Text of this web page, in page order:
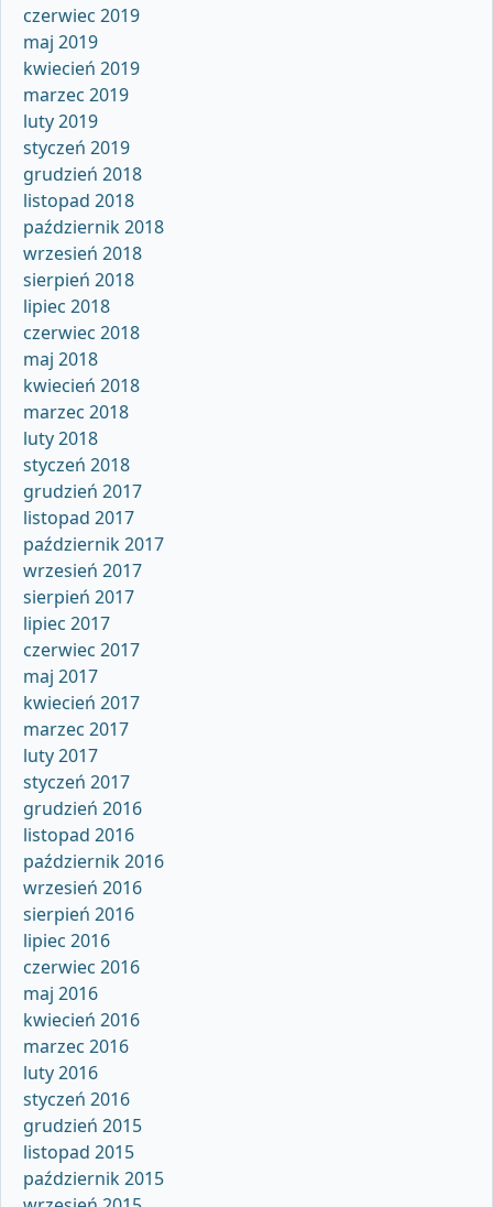
czerwiec 2019
maj 2019
kwiecień 2019
marzec 2019
luty 2019
styczeń 2019
grudzień 2018
listopad 2018
październik 2018
wrzesień 2018
sierpień 2018
lipiec 2018
czerwiec 2018
maj 2018
kwiecień 2018
marzec 2018
luty 2018
styczeń 2018
grudzień 2017
listopad 2017
październik 2017
wrzesień 2017
sierpień 2017
lipiec 2017
czerwiec 2017
maj 2017
kwiecień 2017
marzec 2017
luty 2017
styczeń 2017
grudzień 2016
listopad 2016
październik 2016
wrzesień 2016
sierpień 2016
lipiec 2016
czerwiec 2016
maj 2016
kwiecień 2016
marzec 2016
luty 2016
styczeń 2016
grudzień 2015
listopad 2015
październik 2015